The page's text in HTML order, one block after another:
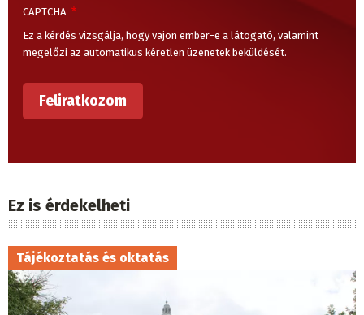
CAPTCHA
Ez a kérdés vizsgálja, hogy vajon ember-e a látogató, valamint
megelőzi az automatikus kéretlen üzenetek beküldését.
Ez is érdekelheti
Tájékoztatás és oktatás